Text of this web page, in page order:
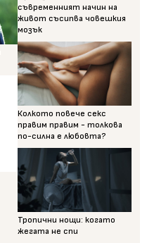
съвременният начин на
живот съсипва човешкия
мозък
Колкото повече секс
правим правим - толкова
по-силна е любовта?
Тропични нощи: когато
жегата не спи